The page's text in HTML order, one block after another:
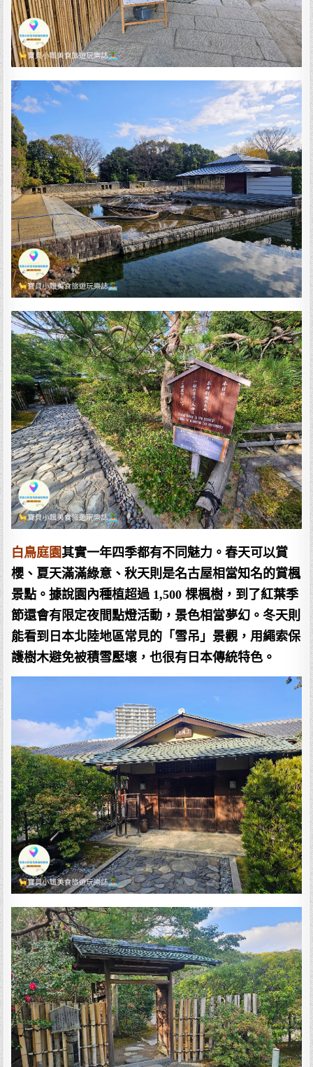
白鳥庭園 其實一年四季都有不同魅力。春天可以賞
櫻、夏天滿滿綠意、秋天則是名古屋相當知名的賞楓
景點。據說園內種植超過 1,500 棵楓樹，到了紅葉季
節還會有限定夜間點燈活動，景色相當夢幻。冬天則
能看到日本北陸地區常見的「雪吊」景觀，用繩索保
護樹木避免被積雪壓壞，也很有日本傳統特色。